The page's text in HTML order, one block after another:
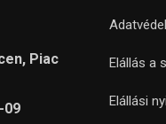
Piac
09
Elállás a
Elállási